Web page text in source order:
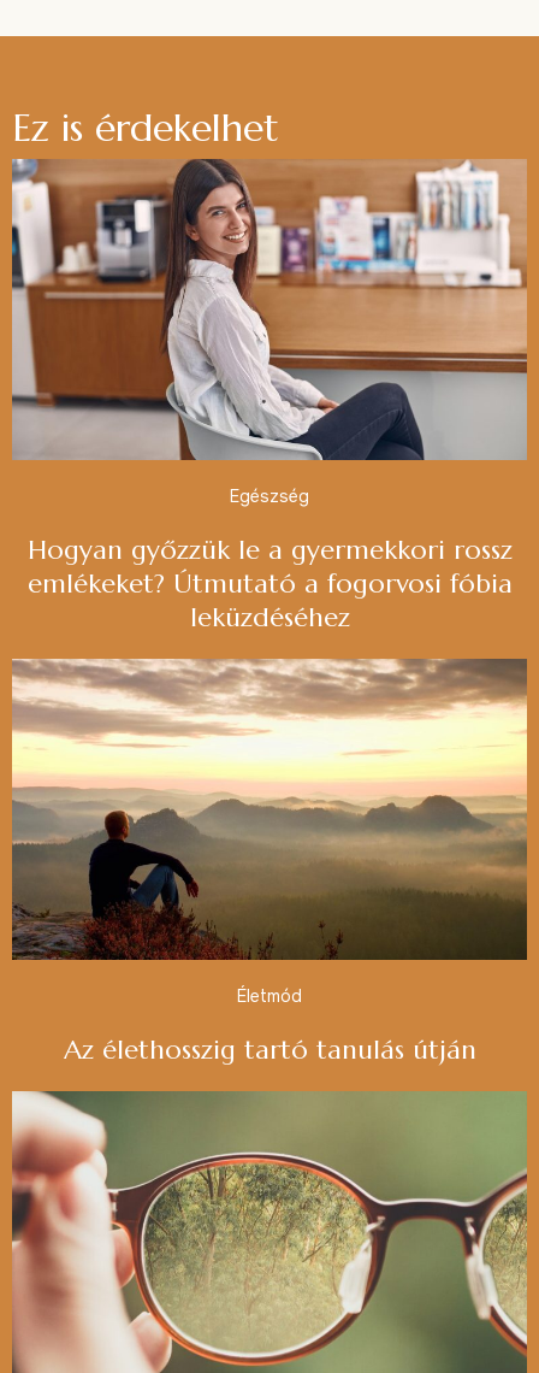
Ez is érdekelhet
Egészség
Hogyan győzzük le a gyermekkori rossz
emlékeket? Útmutató a fogorvosi fóbia
leküzdéséhez
Életmód
Az élethosszig tartó tanulás útján